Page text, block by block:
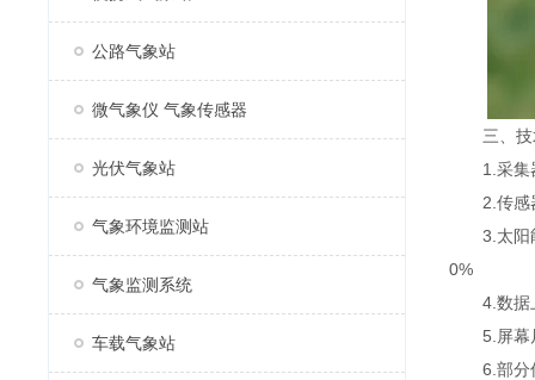
公路气象站
微气象仪 气象传感器
光伏气象站
气象环境监测站
气象监测系统
车载气象站
三、技
1.采集器
2.传感器
3.太阳能
0%
4.数据上
5.屏幕尺
6.部分